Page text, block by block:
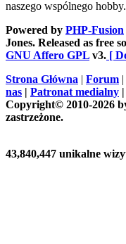
naszego wspólnego hobby.
Powered by PHP-Fusion
Jones. Released as free
GNU Affero GPL v3. [
Strona Główna | Forum |
nas | Patronat medialny |
Copyright© 2010-2026
zastrzeżone.
43,840,447 unikalne